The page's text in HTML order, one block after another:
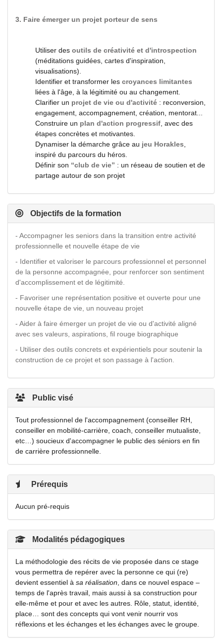
3. Faire émerger un projet porteur de sens
Utiliser des outils de créativité et d'introspection
(méditations guidées, cartes d'inspiration,
visualisations).
Identifier et transformer les croyances limitantes
liées à l'âge, à la légitimité ou au changement.
Clarifier un projet de vie ou d'activité : reconversion,
engagement, accompagnement, création, mentorat...
Construire un plan d'action progressif, avec des
étapes concrètes et motivantes.
Dynamiser la démarche grâce au jeu Horakles,
inspiré du parcours du héros.
Définir son “club de vie” : un réseau de soutien et de
partage autour de son projet
Objectifs de la formation
- Accompagner les seniors dans la transition entre activité
professionnelle et nouvelle étape de vie
- Identifier et valoriser le parcours professionnel et personnel
de la personne accompagnée, pour renforcer son sentiment
d'accomplissement et de légitimité.
- Favoriser une représentation positive et ouverte pour une
nouvelle étape de vie, un nouveau projet
- Aider à faire émerger un projet de vie ou d'activité aligné
avec ses valeurs, aspirations, fil rouge biographique
- Utiliser des outils concrets et expérientiels pour soutenir la
construction de ce projet et son passage à l'action.
Public visé
Tout professionnel de l'accompagnement (conseiller RH,
conseiller en mobilité-carrière, coach, conseiller mutualiste,
etc…) soucieux d'accompagner le public des séniors en fin
de carrière professionnelle.
Prérequis
Aucun pré-requis
Modalités pédagogiques
La méthodologie des récits de vie proposée dans ce stage
vous permettra de repérer avec la personne ce qui (re)
devient essentiel à sa réalisation, dans ce nouvel espace –
temps de l'après travail, mais aussi à sa construction pour
elle-même et pour et avec les autres. Rôle, statut, identité,
place… sont des concepts qui vont venir nourrir vos
réflexions et les échanges et les échanges avec le groupe.